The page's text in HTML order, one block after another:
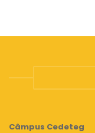
Câmpus Cedeteg